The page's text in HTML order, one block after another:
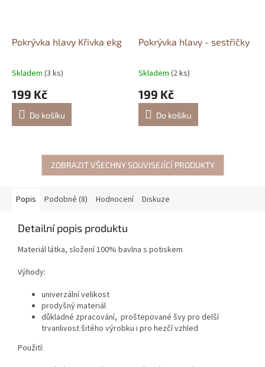
Pokrývka hlavy Křivka ekg
Skladem (3 ks)
199 Kč
Do košíku
Pokrývka hlavy - sestřičky
Skladem (2 ks)
199 Kč
Do košíku
ZOBRAZIT VŠECHNY SOUVISEJÍCÍ PRODUKTY
Popis Podobné (8) Hodnocení Diskuze
Detailní popis produktu
Materiál látka, složení 100% bavlna s potiskem
Výhody:
univerzální velikost
prodyšný materiál
důkladné zpracování, proštepované švy pro delší
trvanlivost šitého výrobku i pro hezčí vzhled
Použití: